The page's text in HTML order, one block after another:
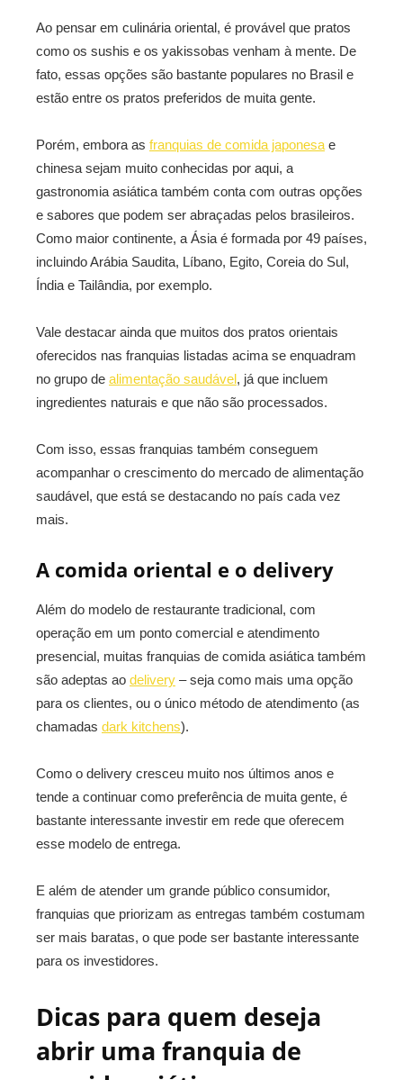
Ao pensar em culinária oriental, é provável que pratos
como os sushis e os yakissobas venham à mente. De
fato, essas opções são bastante populares no Brasil e
estão entre os pratos preferidos de muita gente.
Porém, embora as franquias de comida japonesa e
chinesa sejam muito conhecidas por aqui, a
gastronomia asiática também conta com outras opções
e sabores que podem ser abraçadas pelos brasileiros.
Como maior continente, a Ásia é formada por 49 países,
incluindo Arábia Saudita, Líbano, Egito, Coreia do Sul,
Índia e Tailândia, por exemplo.
Vale destacar ainda que muitos dos pratos orientais
oferecidos nas franquias listadas acima se enquadram
no grupo de alimentação saudável, já que incluem
ingredientes naturais e que não são processados.
Com isso, essas franquias também conseguem
acompanhar o crescimento do mercado de alimentação
saudável, que está se destacando no país cada vez
mais.
A comida oriental e o delivery
Além do modelo de restaurante tradicional, com
operação em um ponto comercial e atendimento
presencial, muitas franquias de comida asiática também
são adeptas ao delivery – seja como mais uma opção
para os clientes, ou o único método de atendimento (as
chamadas dark kitchens).
Como o delivery cresceu muito nos últimos anos e
tende a continuar como preferência de muita gente, é
bastante interessante investir em rede que oferecem
esse modelo de entrega.
E além de atender um grande público consumidor,
franquias que priorizam as entregas também costumam
ser mais baratas, o que pode ser bastante interessante
para os investidores.
Dicas para quem deseja
abrir uma franquia de